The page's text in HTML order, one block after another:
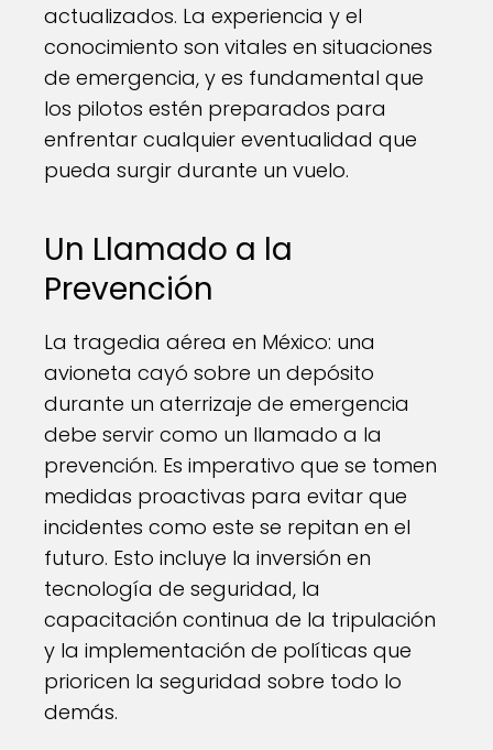
actualizados. La experiencia y el
conocimiento son vitales en situaciones
de emergencia, y es fundamental que
los pilotos estén preparados para
enfrentar cualquier eventualidad que
pueda surgir durante un vuelo.
Un Llamado a la
Prevención
La tragedia aérea en México: una
avioneta cayó sobre un depósito
durante un aterrizaje de emergencia
debe servir como un llamado a la
prevención. Es imperativo que se tomen
medidas proactivas para evitar que
incidentes como este se repitan en el
futuro. Esto incluye la inversión en
tecnología de seguridad, la
capacitación continua de la tripulación
y la implementación de políticas que
prioricen la seguridad sobre todo lo
demás.